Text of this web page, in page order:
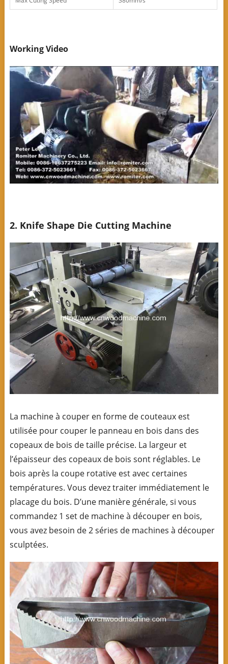
Working Video
2. Knife Shape Die Cutting Machine
La machine à couper en forme de couteaux est
utilisée pour couper le panneau en bois dans des
copeaux de bois de taille précise. La largeur et
l’épaisseur des copeaux de bois sont réglables. Le
bois après la coupe rotative est avec certaines
températures. Vous devez traiter immédiatement le
placage du bois. D’une manière générale, si vous
commandez 1 set de machine à découper en bois,
vous avez besoin de 2 séries de machines à découper
sculptées.